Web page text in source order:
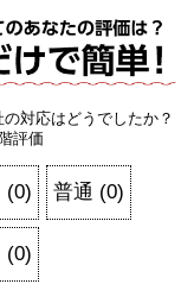
対応はどうでしたか？
評価
(0) 普通 (0)
(0)